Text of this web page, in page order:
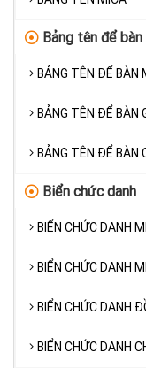
Bảng tên để bàn
BẢNG TÊN ĐỂ BÀN
BẢNG TÊN ĐỂ BÀN
BẢNG TÊN ĐỂ BÀN
Biển chức danh
BIỂN CHỨC DANH
BIỂN CHỨC DANH
BIỂN CHỨC DANH
BIỂN CHỨC DANH